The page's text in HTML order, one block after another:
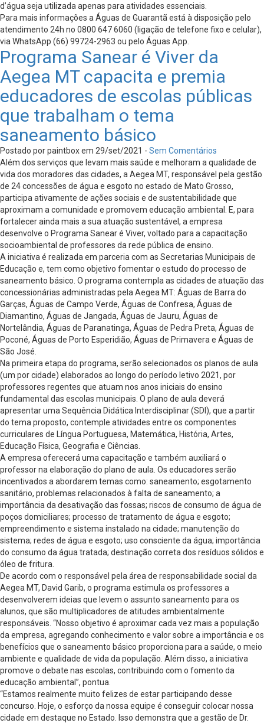
d’água seja utilizada apenas para atividades essenciais.
Para mais informações a Águas de Guarantã está à disposição pelo
atendimento 24h no 0800 647 6060 (ligação de telefone fixo e celular),
via WhatsApp (66) 99724-2963 ou pelo Águas App.
Programa Sanear é Viver da
Aegea MT capacita e premia
educadores de escolas públicas
que trabalham o tema
saneamento básico
Postado por paintbox em 29/set/2021 - Sem Comentários
Além dos serviços que levam mais saúde e melhoram a qualidade de
vida dos moradores das cidades, a Aegea MT, responsável pela gestão
de 24 concessões de água e esgoto no estado de Mato Grosso,
participa ativamente de ações sociais e de sustentabilidade que
aproximam a comunidade e promovem educação ambiental. E, para
fortalecer ainda mais a sua atuação sustentável, a empresa
desenvolve o Programa Sanear é Viver, voltado para a capacitação
socioambiental de professores da rede pública de ensino.
A iniciativa é realizada em parceria com as Secretarias Municipais de
Educação e, tem como objetivo fomentar o estudo do processo de
saneamento básico. O programa contempla as cidades de atuação das
concessionárias administradas pela Aegea MT: Águas de Barra do
Garças, Águas de Campo Verde, Águas de Confresa, Águas de
Diamantino, Águas de Jangada, Águas de Jauru, Águas de
Nortelândia, Águas de Paranatinga, Águas de Pedra Preta, Águas de
Poconé, Águas de Porto Esperidião, Águas de Primavera e Águas de
São José.
Na primeira etapa do programa, serão selecionados os planos de aula
(um por cidade) elaborados ao longo do período letivo 2021, por
professores regentes que atuam nos anos iniciais do ensino
fundamental das escolas municipais. O plano de aula deverá
apresentar uma Sequência Didática Interdisciplinar (SDI), que a partir
do tema proposto, contemple atividades entre os componentes
curriculares de Língua Portuguesa, Matemática, História, Artes,
Educação Física, Geografia e Ciências.
A empresa oferecerá uma capacitação e também auxiliará o
professor na elaboração do plano de aula. Os educadores serão
incentivados a abordarem temas como: saneamento; esgotamento
sanitário, problemas relacionados à falta de saneamento; a
importância da desativação das fossas; riscos de consumo de água de
poços domiciliares; processo de tratamento de água e esgoto;
empreendimento e sistema instalado na cidade; manutenção do
sistema; redes de água e esgoto; uso consciente da água; importância
do consumo da água tratada; destinação correta dos resíduos sólidos e
óleo de fritura.
De acordo com o responsável pela área de responsabilidade social da
Aegea MT, David Garib, o programa estimula os professores a
desenvolverem ideias que levem o assunto saneamento para os
alunos, que são multiplicadores de atitudes ambientalmente
responsáveis. “Nosso objetivo é aproximar cada vez mais a população
da empresa, agregando conhecimento e valor sobre a importância e os
benefícios que o saneamento básico proporciona para a saúde, o meio
ambiente e qualidade de vida da população. Além disso, a iniciativa
promove o debate nas escolas, contribuindo com o fomento da
educação ambiental”, pontua.
“Estamos realmente muito felizes de estar participando desse
concurso. Hoje, o esforço da nossa equipe é conseguir colocar nossa
cidade em destaque no Estado. Isso demonstra que a gestão de Dr.